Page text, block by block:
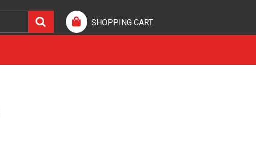
SHOPPING CART